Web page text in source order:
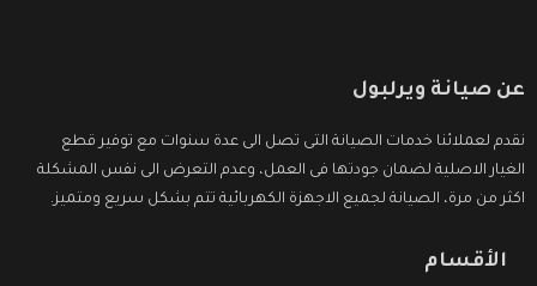
عن صيانة ويرلبول
نقدم لعملائنا خدمات الصيانة التى تصل الى عدة سنوات مع توفير قطع
الغيار الاصلية لضمان جودتها فى العمل، وعدم التعرض الى نفس المشكلة
اكثر من مرة، الصيانة لجميع الاجهزة الكهربائية تتم بشكل سريع ومتميز.
الأقسام